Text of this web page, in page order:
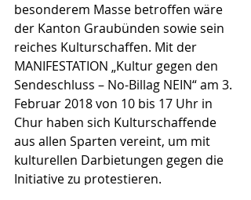
besonderem Masse betroffen wäre
der Kanton Graubünden sowie sein
reiches Kulturschaffen. Mit der
MANIFESTATION „Kultur gegen den
Sendeschluss – No-Billag NEIN“ am 3.
Februar 2018 von 10 bis 17 Uhr in
Chur haben sich Kulturschaffende
aus allen Sparten vereint, um mit
kulturellen Darbietungen gegen die
Initiative zu protestieren.